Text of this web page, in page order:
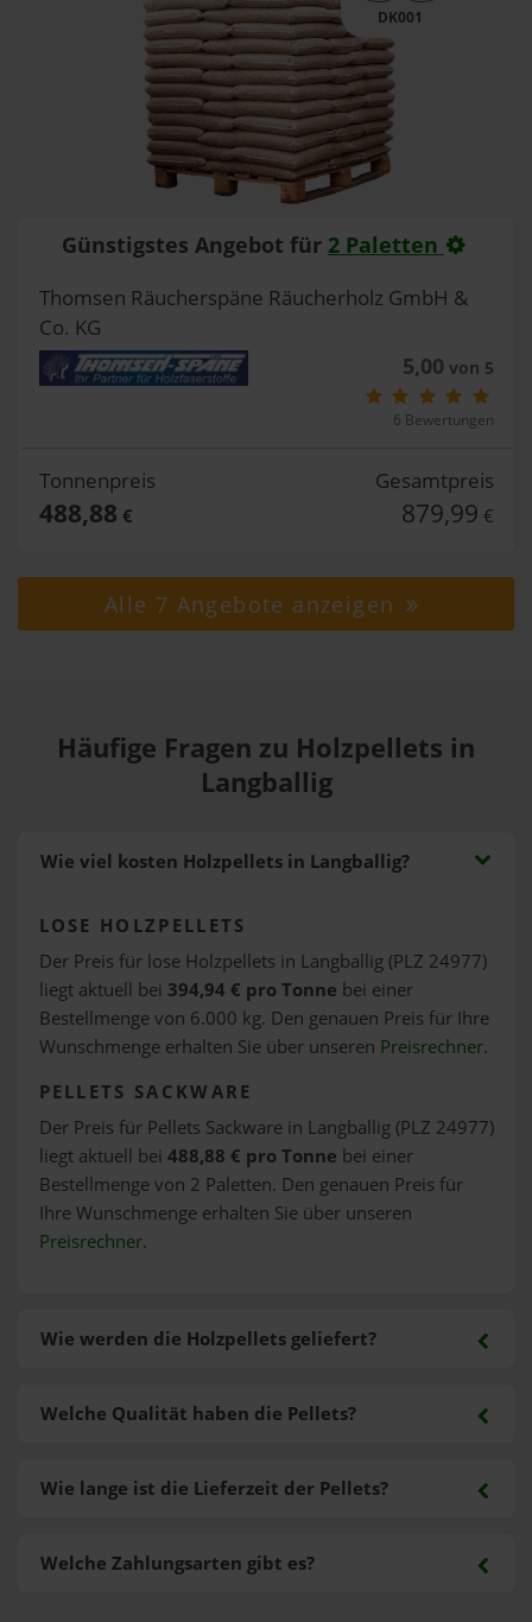
DK001
Günstigstes Angebot für 2 Paletten
Thomsen Räucherspäne Räucherholz GmbH &
Co. KG
5,00 von 5
6 Bewertungen
Tonnenpreis
488,88 €
Gesamtpreis
879,99 €
Alle 7 Angebote anzeigen
Häufige Fragen zu Holzpellets in
Langballig
Wie viel kosten Holzpellets in Langballig?
LOSE HOLZPELLETS
Der Preis für lose Holzpellets in Langballig (PLZ 24977)
liegt aktuell bei 394,94 € pro Tonne bei einer
Bestellmenge von 6.000 kg. Den genauen Preis für Ihre
Wunschmenge erhalten Sie über unseren Preisrechner.
PELLETS SACKWARE
Der Preis für Pellets Sackware in Langballig (PLZ 24977)
liegt aktuell bei 488,88 € pro Tonne bei einer
Bestellmenge von 2 Paletten. Den genauen Preis für
Ihre Wunschmenge erhalten Sie über unseren
Preisrechner.
Wie werden die Holzpellets geliefert?
Welche Zahlungsarten gibt es?
Welche Qualität haben die Pellets?
Wie lange ist die Lieferzeit der Pellets?